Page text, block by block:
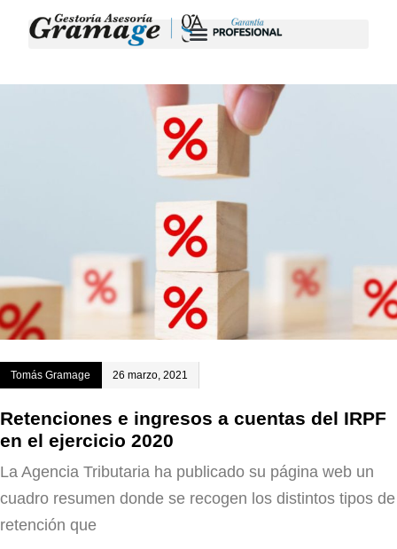
Tomás Gramage 26 marzo, 2021
Retenciones e ingresos a cuentas del IRPF
en el ejercicio 2020
La Agencia Tributaria ha publicado su página web un
cuadro resumen donde se recogen los distintos tipos de
retención que